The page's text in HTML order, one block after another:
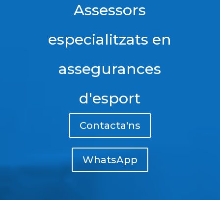
Assessors
especialitzats en
assegurances
d'esport
Contacta'ns
WhatsApp